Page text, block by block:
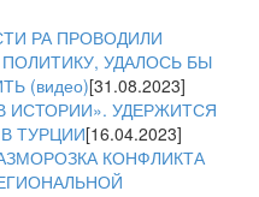
РА ПРОВОДИЛИ
УДАЛОСЬ БЫ
(видео)[31.08.2023]
ИСТОРИИ». УДЕРЖИТСЯ
ТУРЦИИ[16.04.2023]
КОНФЛИКТА